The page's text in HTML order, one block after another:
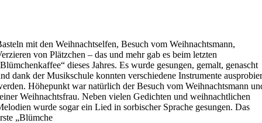
mit den Weihnachtselfen, Besuch vom Weihnachtsmann,
von Plätzchen – das und mehr gab es beim letzten
dieses Jahres. Es wurde gesungen, gemalt, genascht
dank der Musikschule konnten verschiedene Instrumente
Höhepunkt war natürlich der Besuch vom Weihnachtsmann
Weihnachtsfrau. Neben vielen Gedichten und weihnachtlichen
wurde sogar ein Lied in sorbischer Sprache gesungen. Das
„Blümche